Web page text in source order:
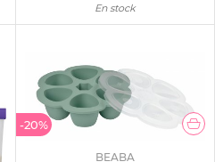
En stock
-20%
BEABA